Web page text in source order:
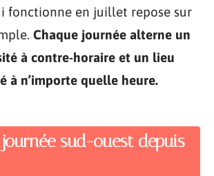
fonctionne en juillet repose sur
Chaque journée alterne un
à contre-horaire et un lieu
à n’importe quelle heure.
journée sud-ouest depuis